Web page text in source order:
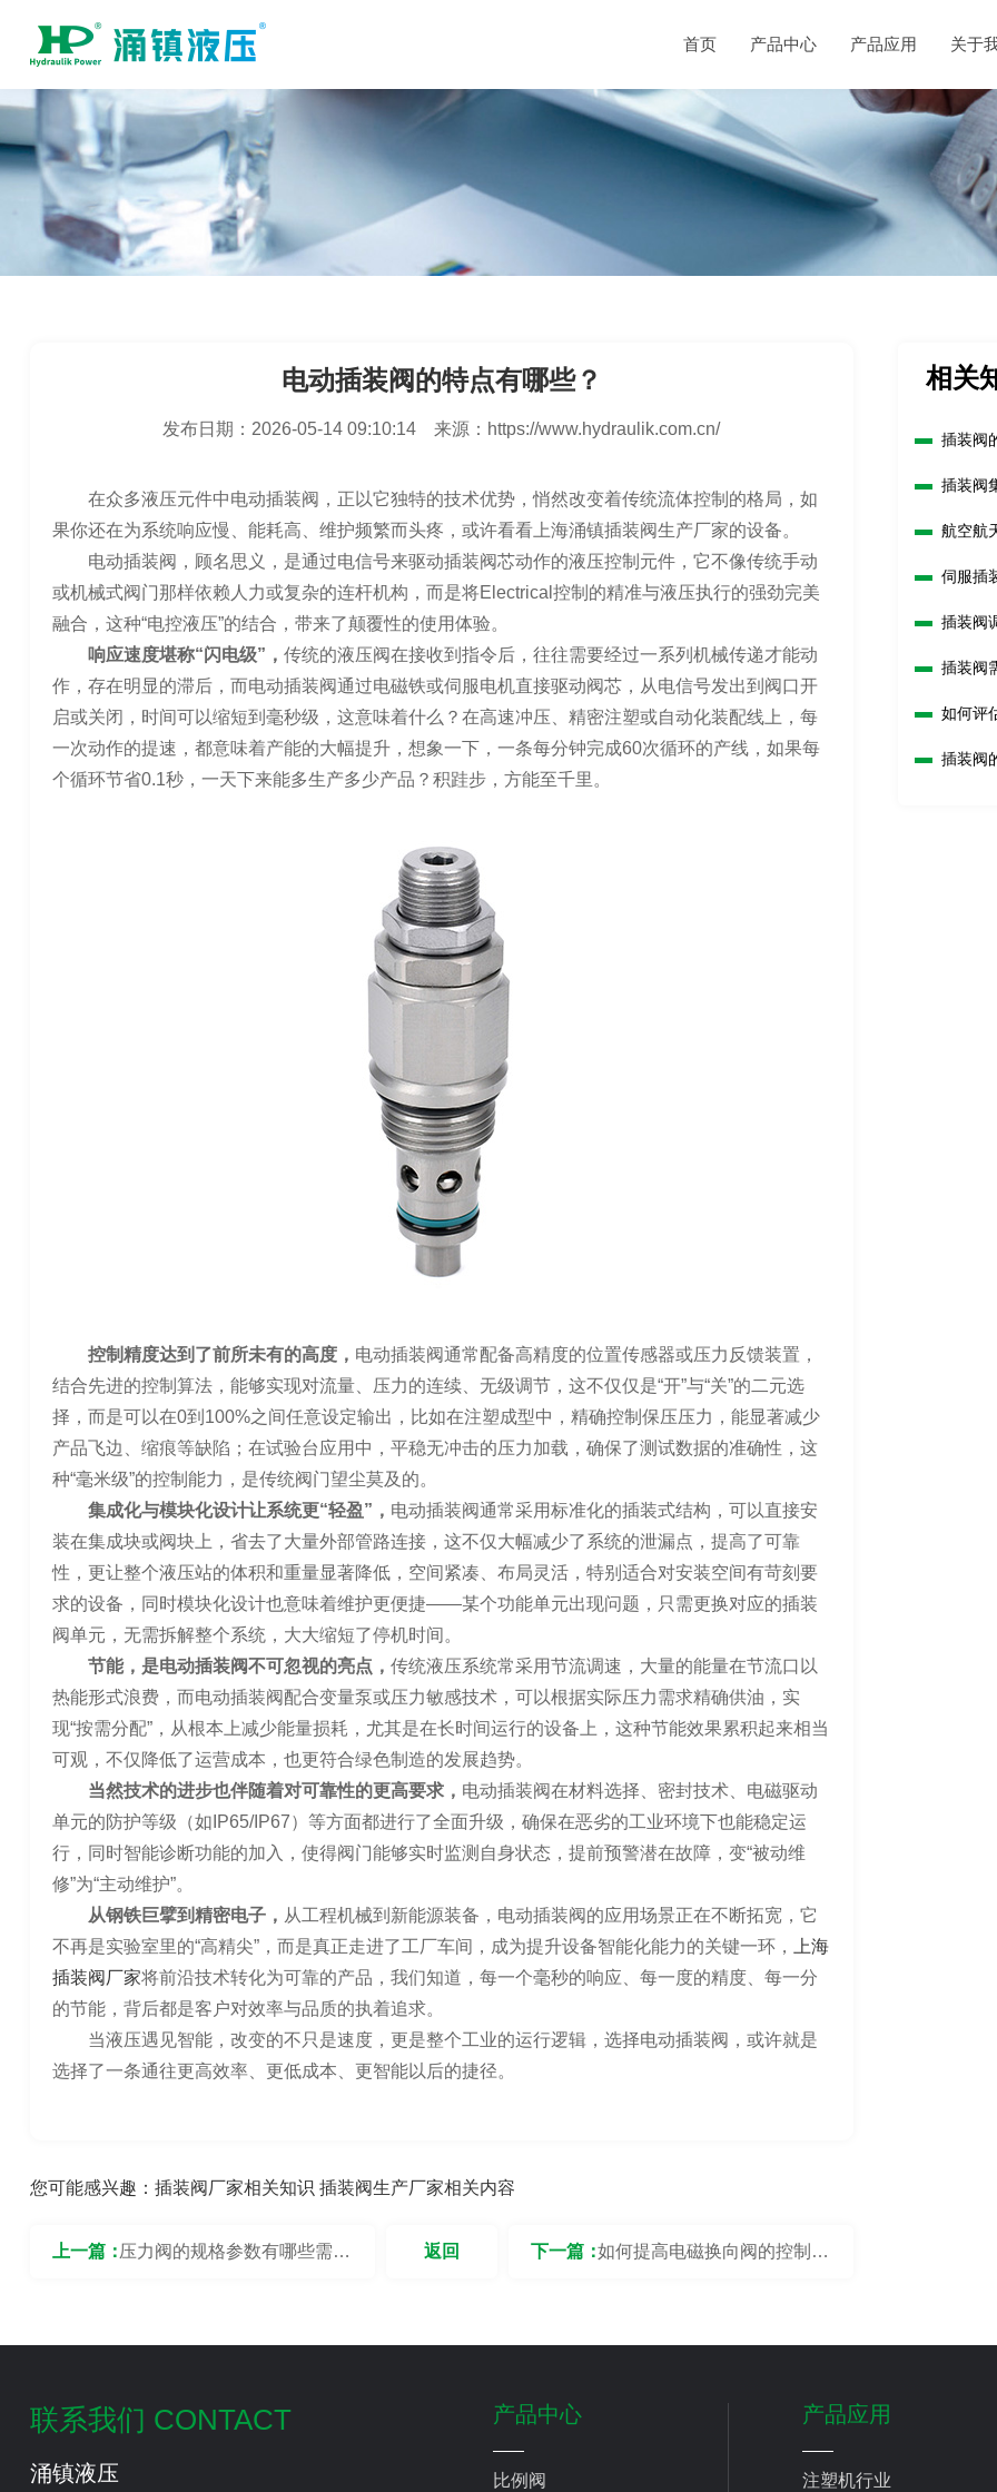
首页 产品中心 产品应用 关于
电动插装阀的特点有哪些？
发布日期： 2026-05-14 09:10:14 来源： https://www.hydraulik.com.cn/
在众多液压元件中电动插装阀，正以它独特的技术优势，悄然改变着传统流体控制的格局，如
果你还在为系统响应慢、能耗高、维护频繁而头疼，或许看看上海涌镇插装阀生产厂家的设备。
电动插装阀，顾名思义，是通过电信号来驱动插装阀芯动作的液压控制元件，它不像传统手动
或机械式阀门那样依赖人力或复杂的连杆机构，而是将Electrical控制的精准与液压执行的强劲完美
融合，这种“电控液压”的结合，带来了颠覆性的使用体验。
响应速度堪称“闪电级”， 传统的液压阀在接收到指令后，往往需要经过一系列机械传递才能动
作，存在明显的滞后，而电动插装阀通过电磁铁或伺服电机直接驱动阀芯，从电信号发出到阀口开
启或关闭，时间可以缩短到毫秒级，这意味着什么？在高速冲压、精密注塑或自动化装配线上，每
一次动作的提速，都意味着产能的大幅提升，想象一下，一条每分钟完成60次循环的产线，如果每
个循环节省0.1秒，一天下来能多生产多少产品？积跬步，方能至千里。
控制精度达到了前所未有的高度， 电动插装阀通常配备高精度的位置传感器或压力反馈装置，
结合先进的控制算法，能够实现对流量、压力的连续、无级调节，这不仅仅是“开”与“关”的二元选
择，而是可以在0到100%之间任意设定输出，比如在注塑成型中，精确控制保压压力，能显著减少
产品飞边、缩痕等缺陷；在试验台应用中，平稳无冲击的压力加载，确保了测试数据的准确性，这
种“毫米级”的控制能力，是传统阀门望尘莫及的。
集成化与模块化设计让系统更“轻盈”， 电动插装阀通常采用标准化的插装式结构，可以直接安
装在集成块或阀块上，省去了大量外部管路连接，这不仅大幅减少了系统的泄漏点，提高了可靠
性，更让整个液压站的体积和重量显著降低，空间紧凑、布局灵活，特别适合对安装空间有苛刻要
求的设备，同时模块化设计也意味着维护更便捷——某个功能单元出现问题，只需更换对应的插装
阀单元，无需拆解整个系统，大大缩短了停机时间。
节能，是电动插装阀不可忽视的亮点， 传统液压系统常采用节流调速，大量的能量在节流口以
热能形式浪费，而电动插装阀配合变量泵或压力敏感技术，可以根据实际压力需求精确供油，实
现“按需分配”，从根本上减少能量损耗，尤其是在长时间运行的设备上，这种节能效果累积起来相当
可观，不仅降低了运营成本，也更符合绿色制造的发展趋势。
当然技术的进步也伴随着对可靠性的更高要求， 电动插装阀在材料选择、密封技术、电磁驱动
单元的防护等级（如IP65/IP67）等方面都进行了全面升级，确保在恶劣的工业环境下也能稳定运
行，同时智能诊断功能的加入，使得阀门能够实时监测自身状态，提前预警潜在故障，变“被动维
修”为“主动维护”。
从钢铁巨擘到精密电子， 从工程机械到新能源装备，电动插装阀的应用场景正在不断拓宽，它
不再是实验室里的“高精尖”，而是真正走进了工厂车间，成为提升设备智能化能力的关键一环，
上海
插装阀厂家将前沿技术转化为可靠的产品，我们知道，每一个毫秒的响应、每一度的精度、每一分
的节能，背后都是客户对效率与品质的执着追求。
当液压遇见智能，改变的不只是速度，更是整个工业的运行逻辑，选择电动插装阀，或许就是
选择了一条通往更高效率、更低成本、更智能以后的捷径。
您可能感兴趣： 插装阀厂家相关知识 插装阀生产厂家相关内容
上一篇：压力阀的规格参数有哪些需要 下一篇：如何提高电磁换向阀的控制精
返回
相关
插装阀
插装阀
航空航
伺服插
插装阀
插装阀
如何评
插装阀
联系我们 CONTACT
涌镇液压
产品中心
比例阀
产品应用
注塑机行业